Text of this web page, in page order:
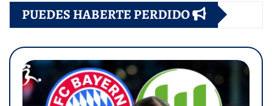
PUEDES HABERTE PERDIDO